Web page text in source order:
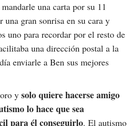
una carta por su 11
una gran sonrisa en su cara y
uno para recordar por el resto de
una dirección postal a la
enviarle a Ben sus mejores
y solo quiere hacerse amigo
lo hace que sea
para él conseguirlo. El autismo